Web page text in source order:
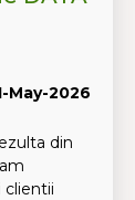
May-2026
din
clientii